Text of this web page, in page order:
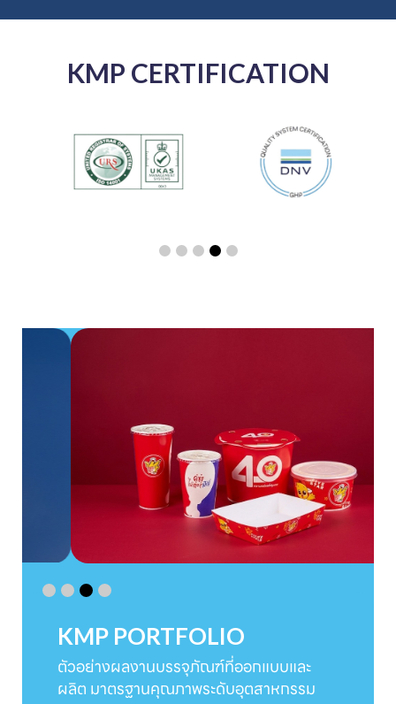
KMP CERTIFICATION
KMP PORTFOLIO
ตัวอย่างผลงานบรรจุภัณฑ์ที่ออกแบบและ
ผลิต มาตรฐานคุณภาพระดับอุตสาหกรรม